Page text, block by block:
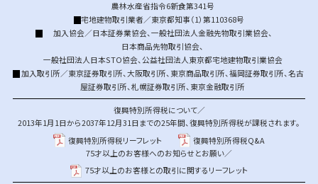
農林水産省指令6新食第341号
宅地建物取引業者／東京都知事（1）第110368号
加入協会／日本証券業協会、一般社団法人金融先物取引業協会、
日本商品先物取引協会、
一般社団法人日本STO協会、公益社団法人東京都宅地建物取引業協会
加入取引所／東京証券取引所、大阪取引所、 東京商品取引所、福岡証券取引所、名古
屋証券取引所、札幌証券取引所、 東京金融取引所
復興特別所得税について／
2013年1月1日から2037年12月31日までの25年間、復興特別所得税が課税されます。
復興特別所得税リーフレット
復興特別所得税Q&A
75才以上のお客様へのお知らせとお願い／
75才以上のお客様との取引に関するリーフレット